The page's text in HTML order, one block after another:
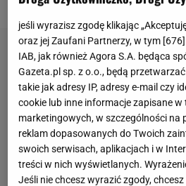
jeśli wyrazisz zgodę klikając
oraz jej Zaufani Partnerzy, w tym [676
IAB, jak również Agora S.A. będąca
Gazeta.pl sp. z o.o., będą
takie jak adresy IP, adresy e-mail czy
cookie lub inne informacje zapisane
marketingowych, w szczególności na
reklam dopasowanych do Twoich
swoich serwisach, aplikacjach i w
treści w nich wyświetlanych.
Jeśli nie chcesz wyrazić zgody,